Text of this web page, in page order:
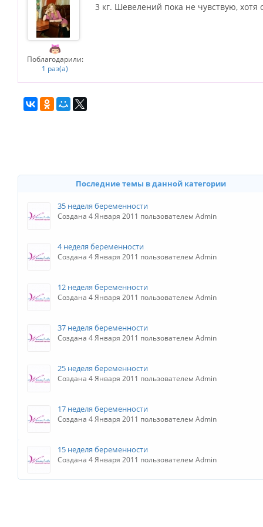
Поблагодарили:
1 раз(а)
3 кг. Шевелений пока не чувствую, хотя
Последние темы в данной категории
35 неделя беременности
Создана 4 Января 2011 пользователем Admin
4 неделя беременности
Создана 4 Января 2011 пользователем Admin
12 неделя беременности
Создана 4 Января 2011 пользователем Admin
37 неделя беременности
Создана 4 Января 2011 пользователем Admin
25 неделя беременности
Создана 4 Января 2011 пользователем Admin
17 неделя беременности
Создана 4 Января 2011 пользователем Admin
15 неделя беременности
Создана 4 Января 2011 пользователем Admin